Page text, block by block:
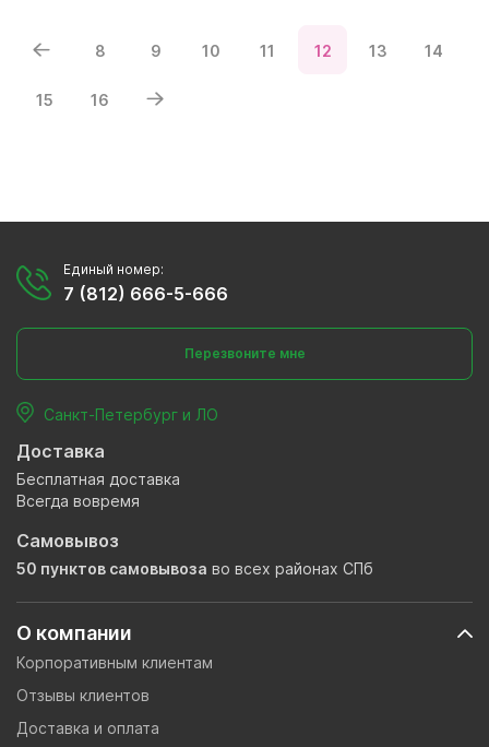
8 9 10 11 12 13 14
15 16
О компании
Корпоративным клиентам
Отзывы клиентов
Доставка и оплата
Единый номер:
7 (812) 666-5-666
Перезвоните мне
Санкт-Петербург и ЛО
Доставка
Бесплатная доставка
Всегда вовремя
Самовывоз
50 пунктов самовывоза во всех районах СПб